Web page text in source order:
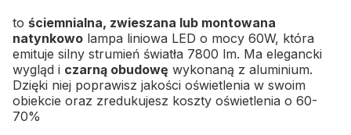
to ściemnialna, zwieszana lub montowana
natynkowo lampa liniowa LED o mocy 60W, która
emituje silny strumień światła 7800 lm. Ma elegancki
wygląd i czarną obudowę wykonaną z aluminium.
Dzięki niej poprawisz jakości oświetlenia w swoim
obiekcie oraz zredukujesz koszty oświetlenia o 60-
70%